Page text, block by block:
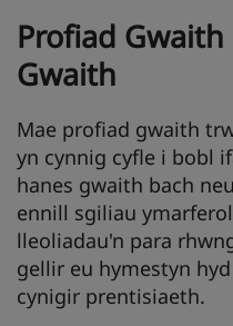
Profiad
Gwaith
Mae profiad gwaith
yn cynnig cyfle i bobl
hanes gwaith bach
ennill sgiliau
lleoliadau'n para
gellir eu hymestyn
cynigir prentisiaeth.